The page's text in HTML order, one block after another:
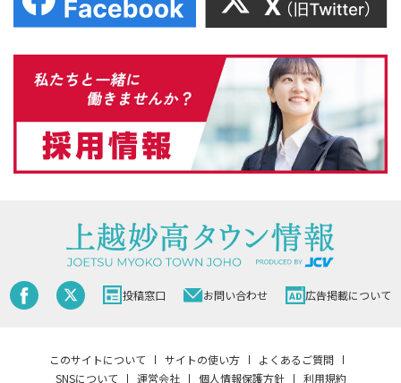
投稿窓口 お問い合わせ 広告掲載について
このサイトについて サイトの使い方
よくあるご質問
SNSについて
運営会社 個人情報保護方針 利用規約